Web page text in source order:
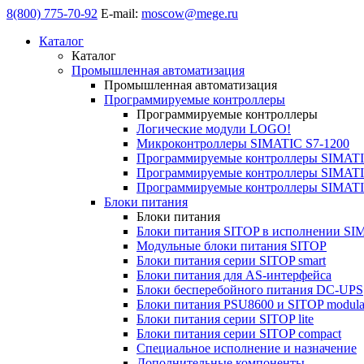
8(800) 775-70-92 E-mail: moscow@mege.ru
Каталог
Каталог
Промышленная автоматизация
Промышленная автоматизация
Программируемые контроллеры
Программируемые контроллеры
Логические модули LOGO!
Микроконтроллеры SIMATIC S7-1200
Программируемые контроллеры
Программируемые контроллеры
Программируемые контроллеры
Блоки питания
Блоки питания
Блоки питания SITOP в исполнении
Модульные блоки питания SITOP
Блоки питания серии SITOP smart
Блоки питания для AS-интерфейса
Блоки бесперебойного питания DC-UPS
Блоки питания PSU8600 и SITOP
Блоки питания серии SITOP lite
Блоки питания серии SITOP compact
Специальное исполнение и назначение